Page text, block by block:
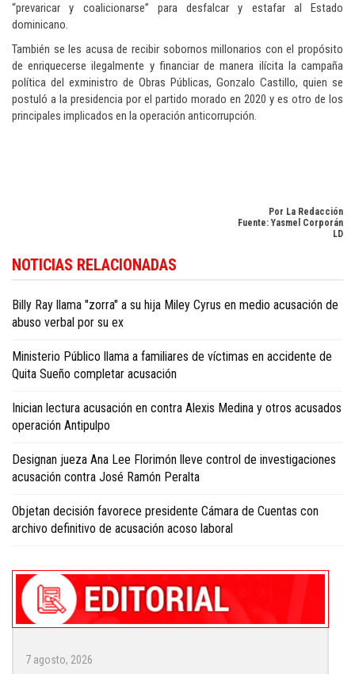
“prevaricar y coalicionarse” para desfalcar y estafar al Estado
dominicano.
También se les acusa de recibir sobornos millonarios con el propósito
de enriquecerse ilegalmente y financiar de manera ilícita la campaña
política del exministro de Obras Públicas, Gonzalo Castillo, quien se
postuló a la presidencia por el partido morado en 2020 y es otro de los
principales implicados en la operación anticorrupción.
Por La Redacción
Fuente: Yasmel Corporán
LD
Republic news in English.
NOTICIAS RELACIONADAS
Billy Ray llama "zorra" a su hija Miley Cyrus en medio acusación de
abuso verbal por su ex
Ministerio Público llama a familiares de víctimas en accidente de
Quita Sueño completar acusación
Inician lectura acusación en contra Alexis Medina y otros acusados
operación Antipulpo
Designan jueza Ana Lee Florimón lleve control de investigaciones
acusación contra José Ramón Peralta
Objetan decisión favorece presidente Cámara de Cuentas con
archivo definitivo de acusación acoso laboral
7 agosto, 2026